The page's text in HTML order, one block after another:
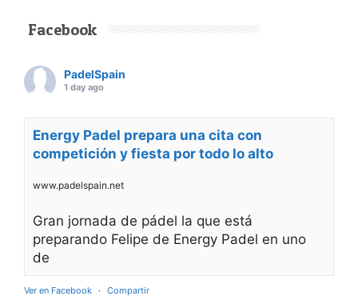
Facebook
PadelSpain
1 day ago
Energy Padel prepara una cita con
competición y fiesta por todo lo alto
www.padelspain.net
Gran jornada de pádel la que está
preparando Felipe de Energy Padel en uno
de
Ver en Facebook · Compartir